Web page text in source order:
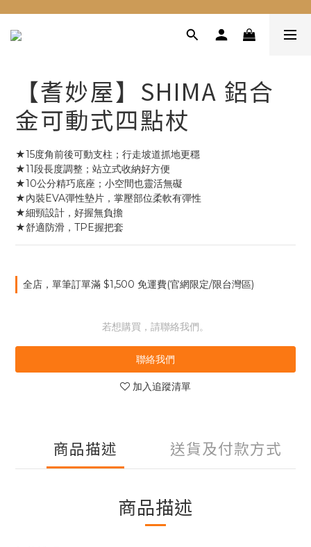
【耆妙屋】SHIMA 鋁合
金可動式四點杖
★15度角前後可動支柱；行走坡道抓地更穩
★11段長度調整；站立式收納好方便
★10公分精巧底座；小空間也靈活無礙
★內裝EVA彈性墊片，掌壓部位柔軟有彈性
★細頸設計，好握無負擔
★舒適防滑，TPE握把套
全店，單筆訂單滿 $1,500 免運費(官網限定/限台灣區)
若想購買，請聯絡我們。
聯絡我們
加入追蹤清單
商品描述 送貨及付款方式
商品描述